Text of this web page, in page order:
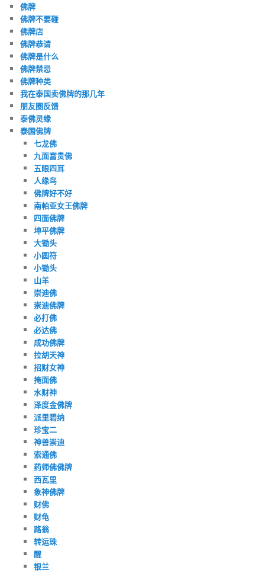
佛牌
佛牌不要碰
佛牌店
佛牌恭请
佛牌是什么
佛牌禁忌
佛牌种类
我在泰国卖佛牌的那几年
朋友圈反馈
泰佛灵缘
泰国佛牌
七龙佛
九面富贵佛
五眼四耳
人缘鸟
佛牌好不好
南帕亚女王佛牌
四面佛牌
坤平佛牌
大锄头
小圆符
小锄头
山羊
崇迪佛
崇迪佛牌
必打佛
必达佛
成功佛牌
拉胡天神
招财女神
掩面佛
水财神
泽度金佛牌
派里碧纳
珍宝二
神兽崇迪
索通佛
药师佛佛牌
西瓦里
象神佛牌
财佛
财龟
路翁
转运珠
醒
银兰